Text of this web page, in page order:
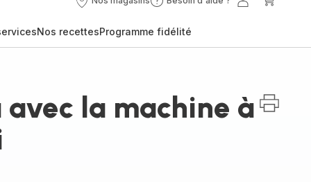
Nos
Besoin
?
Mon
Nos recettesProgramme fidélité
avec la machine à